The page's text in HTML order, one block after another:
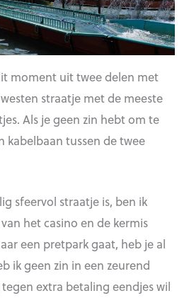
moment uit twee delen met
straatje met de meeste
Als je geen zin hebt om te
kabelbaan tussen de twee
sfeervol straatje is, ben ik
het casino en de kermis
een pretpark gaat, heb je al
ik geen zin in een zeurend
extra betaling eendjes wil